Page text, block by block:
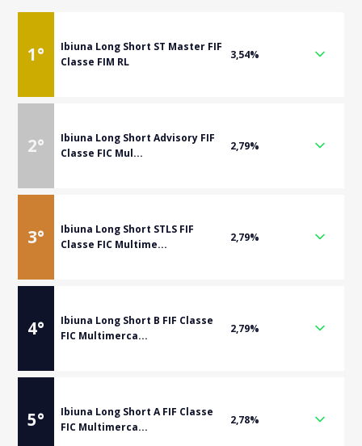
1°
Ibiuna Long Short ST Master FIF
Classe FIM RL
3,54%
2°
Ibiuna Long Short Advisory FIF
Classe FIC Mul...
2,79%
3°
Ibiuna Long Short STLS FIF
Classe FIC Multime...
2,79%
4°
Ibiuna Long Short B FIF Classe
FIC Multimerca...
2,79%
5°
Ibiuna Long Short A FIF Classe
FIC Multimerca...
2,78%